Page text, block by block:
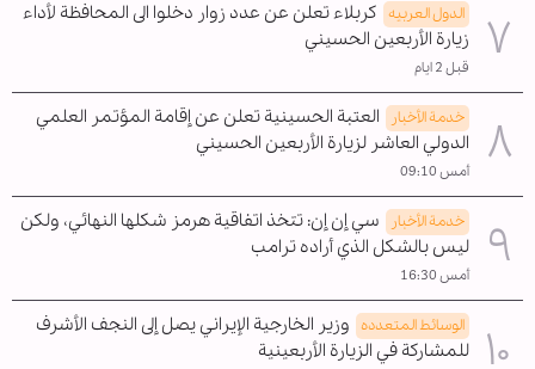
الدول العربیه كربلاء تعلن عن عدد زوار دخلوا الى المحافظة لأداء
زيارة الأربعين الحسيني
قبل 2 ايام
خدمة الأخبار
العتبة الحسينية تعلن عن إقامة المؤتمر العلمي
الدولي العاشر لزيارة الأربعين الحسيني
أمس 09:10
خدمة الأخبار
سي إن إن: تتخذ اتفاقية هرمز شكلها النهائي، ولكن
ليس بالشكل الذي أراده ترامب
أمس 16:30
الوسائط المتعدده وزير الخارجية الإيراني يصل إلى النجف الأشرف
للمشاركة في الزيارة الأربعينية